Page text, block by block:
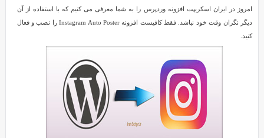
امروز در ایران اسکریپت افزونه وردپرس را به شما معرفی می کنیم که با استفاده از آن
دیگر نگران وقت خود نباشد. فقط کافیست افزونه Instagram Auto Poster را نصب و فعال
کنید.